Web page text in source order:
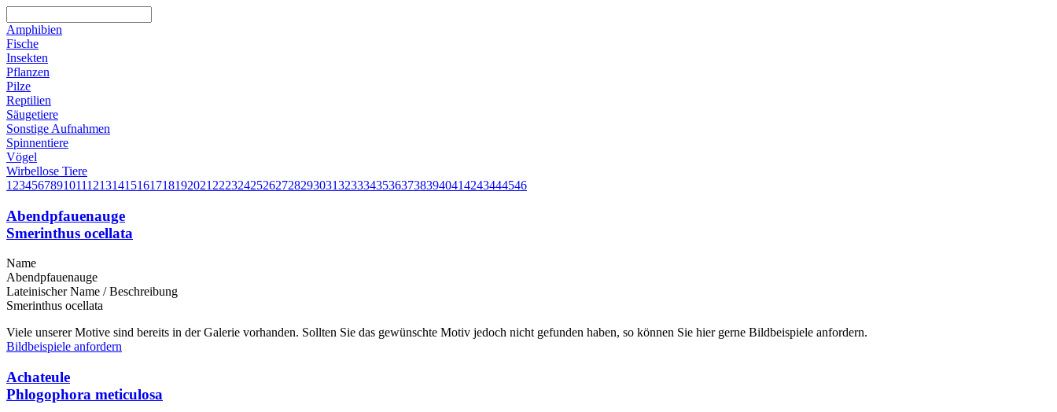
Amphibien
Fische
Insekten
Pflanzen
Pilze
Reptilien
Säugetiere
Sonstige Aufnahmen
Spinnentiere
Vögel
Wirbellose Tiere
1 23456789101112131415161718192021 22232425262728293031323334353637383940414243444546
Abendpfauenauge
Smerinthus ocellata
Name
Abendpfauenauge
Lateinischer Name / Beschreibung
Smerinthus ocellata
Viele unserer Motive sind bereits in der Galerie vorhanden. Sollten Sie das gewünschte Motiv jedoch nicht gefunden haben, so können Sie hier gerne Bildbeispiele anfordern.
Bildbeispiele anfordern
Achateule
Phlogophora meticulosa